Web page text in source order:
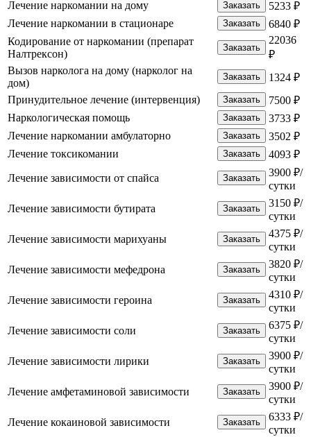
Лечение наркомании на дому Заказать
5233 ₽
Лечение наркомании в стационаре
Заказать
6840 ₽
Кодирование от наркомании (препарат
Налтрексон)
Заказать
22036
₽
Вызов нарколога на дому (нарколог на
дом)
Заказать
1324 ₽
Принудительное лечение (интервенция)
Заказать
7500 ₽
Наркологическая помощь
Заказать
3733 ₽
Лечение наркомании амбулаторно
Заказать
3502 ₽
Лечение токсикомании
Заказать
4093 ₽
Лечение зависимости от спайса
Заказать
3900 ₽/
сутки
Лечение зависимости бутирата
Заказать
3150 ₽/
сутки
Лечение зависимости марихуаны
Заказать
4375 ₽/
сутки
Лечение зависимости мефедрона
Заказать
3820 ₽/
сутки
Лечение зависимости героина
Заказать
4310 ₽/
сутки
Лечение зависимости соли
Заказать
6375 ₽/
сутки
Лечение зависимости лирики
Заказать
3900 ₽/
сутки
Лечение амфетаминовой зависимости
Заказать
3900 ₽/
сутки
Лечение кокаиновой зависимости
Заказать
6333 ₽/
сутки